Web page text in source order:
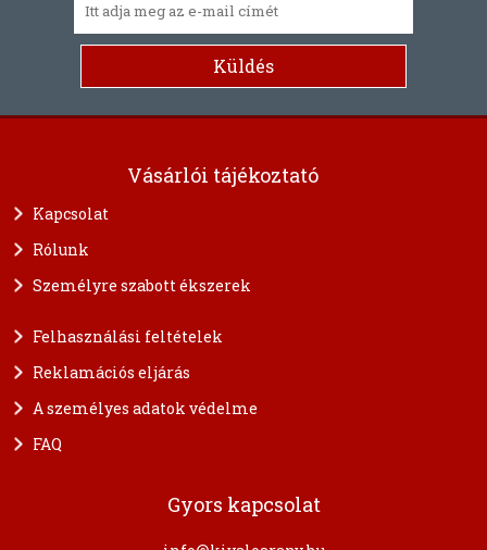
Vásárlói tájékoztató
Kapcsolat
Rólunk
Személyre szabott ékszerek
Felhasználási feltételek
Reklamációs eljárás
A személyes adatok védelme
FAQ
Gyors kapcsolat